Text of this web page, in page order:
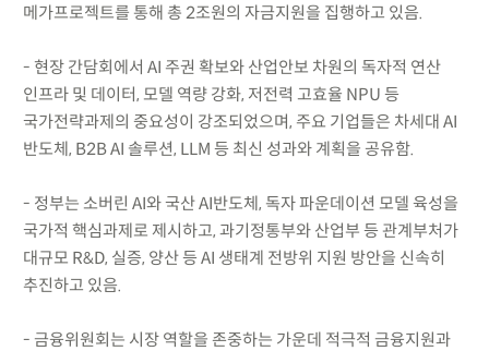
메가프로젝트를 통해 총 2조원의 자금지원을 집행하고 있음.
- 현장 간담회에서 AI 주권 확보와 산업안보 차원의 독자적 연산
인프라 및 데이터, 모델 역량 강화, 저전력 고효율 NPU 등
국가전략과제의 중요성이 강조되었으며, 주요 기업들은 차세대 AI
반도체, B2B AI 솔루션, LLM 등 최신 성과와 계획을 공유함.
- 정부는 소버린 AI와 국산 AI반도체, 독자 파운데이션 모델 육성을
국가적 핵심과제로 제시하고, 과기정통부와 산업부 등 관계부처가
대규모 R&D, 실증, 양산 등 AI 생태계 전방위 지원 방안을 신속히
추진하고 있음.
- 금융위원회는 시장 역할을 존중하는 가운데 적극적 금융지원과